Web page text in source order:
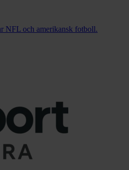
NFL och amerikansk fotboll.